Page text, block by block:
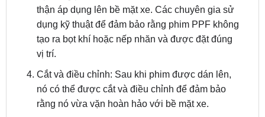
tạo ra bọt khí hoặc nếp nhăn và được đặt đúng
vị trí.
Cắt và điều chỉnh: Sau khi phim được dán lên,
nó có thể được cắt và điều chỉnh để đảm bảo
rằng nó vừa vặn hoàn hảo với bề mặt xe.
Khi quá trình dán hoàn tất, phim PPF giúp bảo
vệ bề mặt xe khỏi hư hỏng và trầy xước do tác